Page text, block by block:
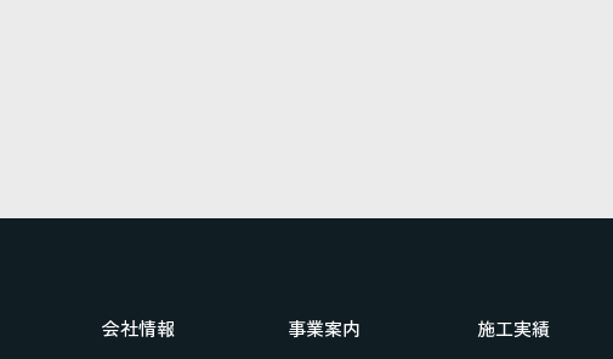
会社情報 事業案内 施工実績